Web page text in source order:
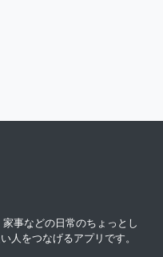
事などの日常のちょっとし
人をつなげるアプリです。